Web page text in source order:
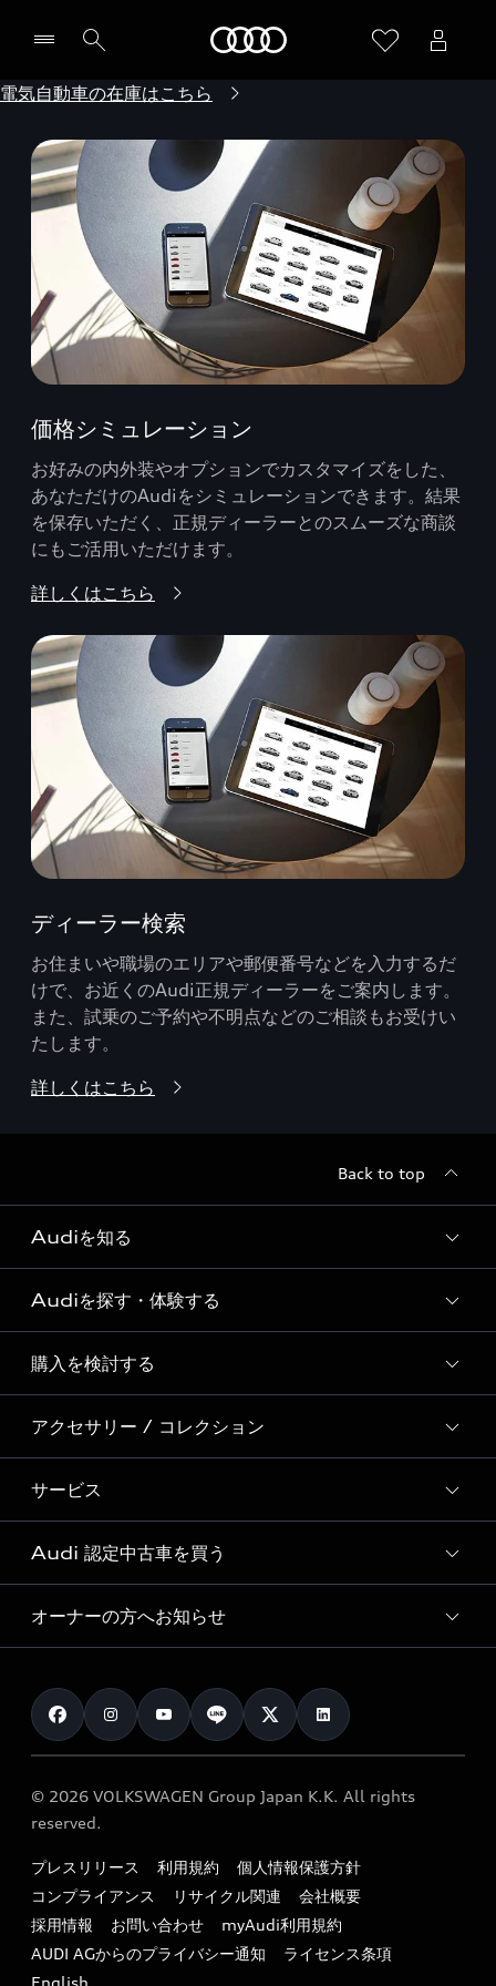
電気自動車の在庫はこちら
価格シミュレーション
お好みの内外装やオプションでカスタマイズをした、
あなただけのAudiをシミュレーションできます。結果
を保存いただく、正規ディーラーとのスムーズな商談
にもご活用いただけます。
詳しくはこちら
ディーラー検索
お住まいや職場のエリアや郵便番号などを入力するだ
けで、お近くのAudi正規ディーラーをご案内します。
また、試乗のご予約や不明点などのご相談もお受けい
たします。
詳しくはこちら
Back to top
Audiを知る
Audi ブランド
Story of Progress
Audi Sport
Formula 1®
デジタルサービス
Audiを探す・体験する
ディーラー検索
新車在庫検索
試乗車・展示車検索
見積り依頼
試乗予約
購入を検討する
モデル一覧
特別仕様モデル / 限定モデル
e-tronラインアップ
価格シミュレーション
車両比較
カタログ一覧
アクセサリー / コレクション
純正アクセサリー
オンラインショップ
Audi collection
アウディナビアプリ
サービス
サービス入庫予約
サービスプログラム
メンテナンス
車検 / 定期点検
e-tronアフターサポート
myAudi
Audi 認定中古車を買う
Audi認定中古車
クオリティ
保証
メンテナンス
ファイナンス
キャンペーン / イベント
買取査定
オーナーの方へお知らせ
お知らせ
オーナー様向けキャンペーン
特定整備適用車一覧
リサイクル法
よくある質問（FAQ）
© 2026 VOLKSWAGEN Group Japan K.K. All rights
reserved.
プレスリリース 利用規約
個人情報保護方針
コンプライアンス
リサイクル関連
会社概要
採用情報
お問い合わせ
myAudi利用規約
AUDI AGからのプライバシー通知
ライセンス条項
English